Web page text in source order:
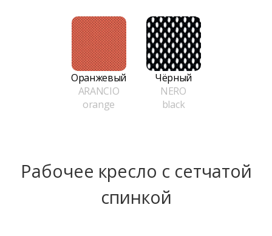
Оранжевый
ARANCIO
orange
Чёрный
NERO
black
Рабочее кресло с сетчатой
спинкой